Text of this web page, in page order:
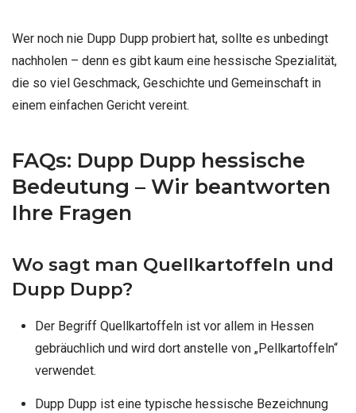
Wer noch nie Dupp Dupp probiert hat, sollte es unbedingt
nachholen – denn es gibt kaum eine hessische Spezialität,
die so viel Geschmack, Geschichte und Gemeinschaft in
einem einfachen Gericht vereint.
FAQs: Dupp Dupp hessische
Bedeutung – Wir beantworten
Ihre Fragen
Wo sagt man Quellkartoffeln und
Dupp Dupp?
Der Begriff Quellkartoffeln ist vor allem in Hessen
gebräuchlich und wird dort anstelle von „Pellkartoffeln“
verwendet.
Dupp Dupp ist eine typische hessische Bezeichnung